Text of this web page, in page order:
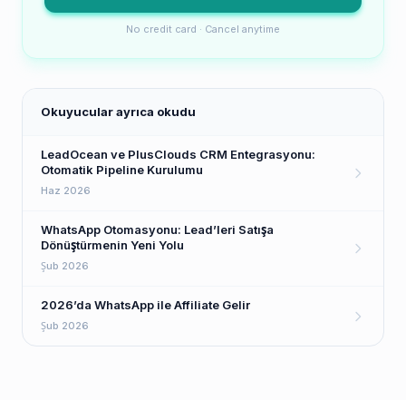
No credit card · Cancel anytime
Okuyucular ayrıca okudu
LeadOcean ve PlusClouds CRM Entegrasyonu:
Otomatik Pipeline Kurulumu
Haz 2026
WhatsApp Otomasyonu: Lead’leri Satışa
Dönüştürmenin Yeni Yolu
Şub 2026
2026’da WhatsApp ile Affiliate Gelir
Şub 2026